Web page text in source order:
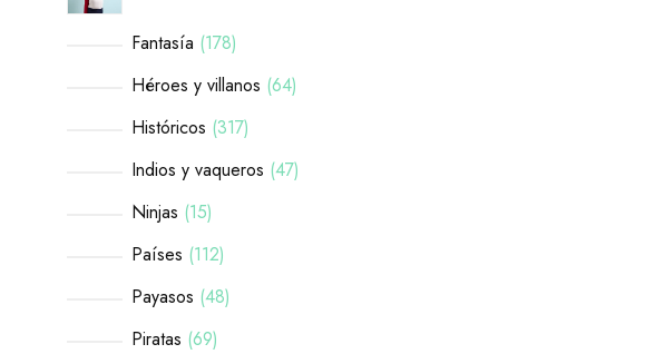
Fantasía 178
Héroes y villanos 64
Históricos 317
Indios y vaqueros 47
Ninjas 15
Países 112
Payasos 48
Piratas 69